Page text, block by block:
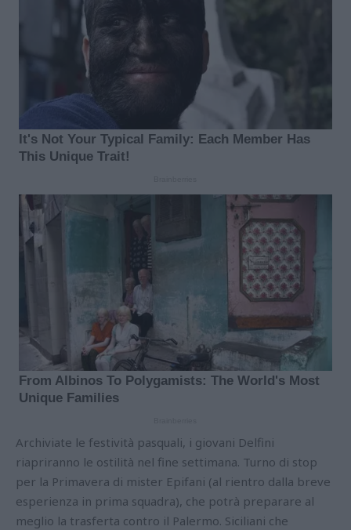
Archiviate le festività pasquali, i giovani Delfini
riapriranno le ostilità nel fine settimana. Turno di stop
per la Primavera di mister Epifani (al rientro dalla breve
esperienza in prima squadra), che potrà preparare al
meglio la trasferta contro il Palermo. Siciliani che